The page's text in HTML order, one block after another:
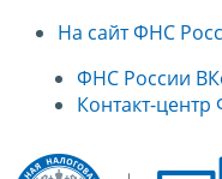
На сайт ФНС
ФНС России
Контакт-